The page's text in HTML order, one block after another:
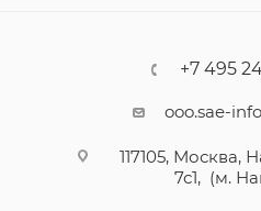
+7 495
ooo.sae-
117105, Москва,
7с1, (м.